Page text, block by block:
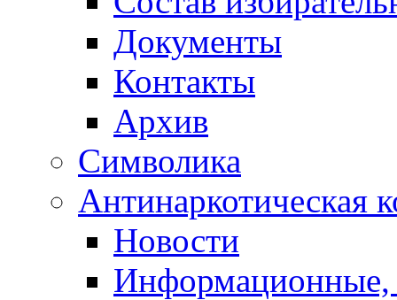
Документы
Контакты
Архив
Символика
Антинаркотическая
Новости
Информационные,